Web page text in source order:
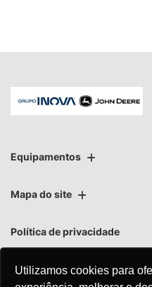
Utilizamos cookies para
Equipamentos
Mapa do site
Política de privacidade